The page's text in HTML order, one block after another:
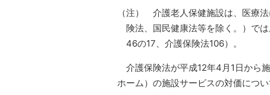
（注） 介護老人保健施設は、医療
険法、国民健康法等を除く。）で
46の17、介護保険法106）。
介護保険法が平成12年4月1日から
ホーム）の施設サービスの対価につ